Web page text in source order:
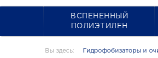
ВСПЕНЕННЫЙ
ПОЛИЭТИЛЕН
Вы здесь: Гидрофобизаторы и